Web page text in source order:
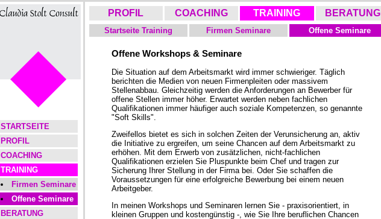
STARTSEITE
PROFIL
COACHING
TRAINING
Firmen Seminare
Offene Seminare
BERATUNG
PROFIL COACHING TRAINING BERATUNG
Startseite Training Firmen Seminare Offene Seminare
Offene Workshops & Seminare
Die Situation auf dem Arbeitsmarkt wird immer schwieriger. Täglich
berichten die Medien von neuen Firmenpleiten oder massivem
Stellenabbau. Gleichzeitig werden die Anforderungen an Bewerber für
offene Stellen immer höher. Erwartet werden neben fachlichen
Qualifikationen immer häufiger auch soziale Kompetenzen, so genannte
"Soft Skills".
Zweifellos bietet es sich in solchen Zeiten der Verunsicherung an, aktiv
die Initiative zu ergreifen, um seine Chancen auf dem Arbeitsmarkt zu
erhöhen. Mit dem Erwerb von zusätzlichen, nicht-fachlichen
Qualifikationen erzielen Sie Pluspunkte beim Chef und tragen zur
Sicherung Ihrer Stellung in der Firma bei. Oder Sie schaffen die
Voraussetzungen für eine erfolgreiche Bewerbung bei einem neuen
Arbeitgeber.
In meinen Workshops und Seminaren lernen Sie - praxisorientiert, in
kleinen Gruppen und kostengünstig -, wie Sie Ihre beruflichen Chancen